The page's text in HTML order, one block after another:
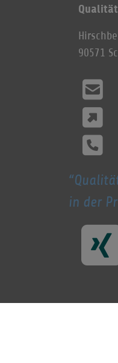
90571
in der